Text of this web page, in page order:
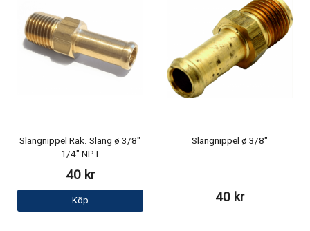
Slangnippel Rak. Slang ø 3/8"
1/4" NPT
40 kr
Köp
Slangnippel ø 3/8"
40 kr